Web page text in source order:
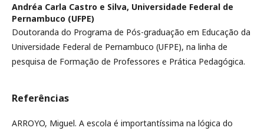
Andréa Carla Castro e Silva, Universidade Federal de
Pernambuco (UFPE)
Doutoranda do Programa de Pós-graduação em Educação da
Universidade Federal de Pernambuco (UFPE), na linha de
pesquisa de Formação de Professores e Prática Pedagógica.
Referências
ARROYO, Miguel. A escola é importantíssima na lógica do